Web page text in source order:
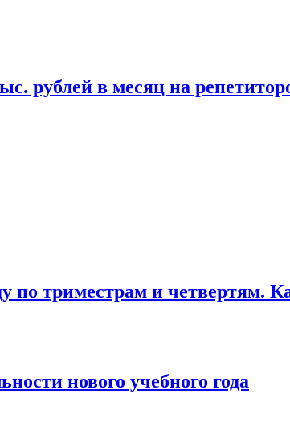
рублей в месяц на
по триместрам и четвертям.
нового учебного года